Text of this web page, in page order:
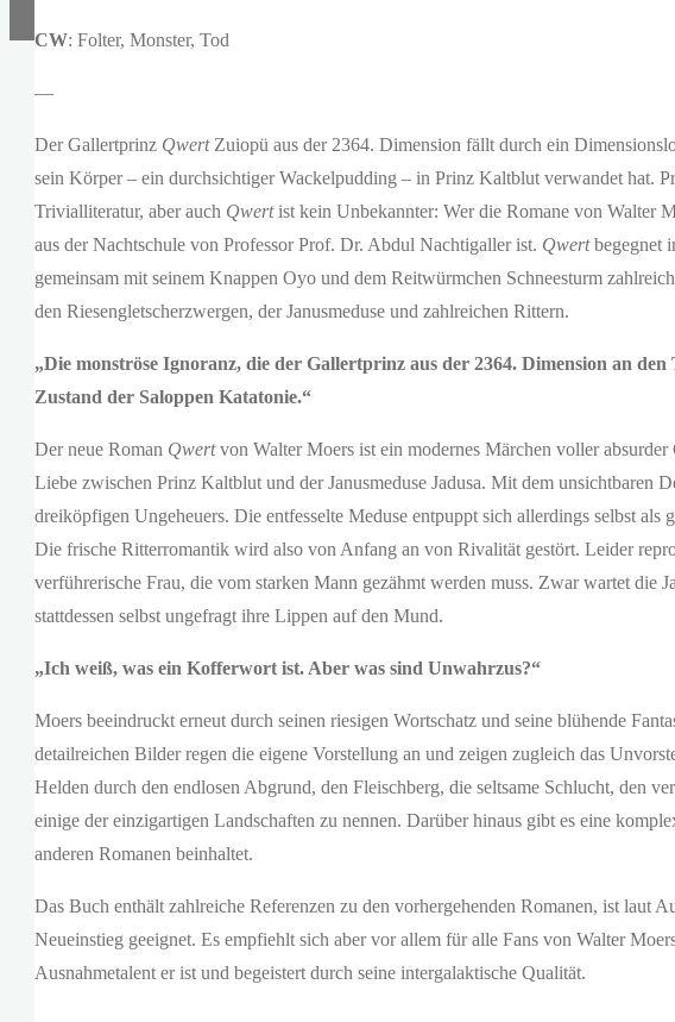
CW: Folter, Monster, Tod
—
Der Gallertprinz QwertZuiopü aus der 2364. Dimension fällt durch ein
sein Körper – ein durchsichtiger Wackelpudding – in Prinz Kaltblut verwandet hat.
Trivialliteratur, aber auch Qwertist kein Unbekannter: Wer die Romane von Walter
aus der Nachtschule von Professor Prof. Dr. Abdul Nachtigaller ist. Qwertbegegnet
gemeinsam mit seinem Knappen Oyo und dem Reitwürmchen Schneesturm
den Riesengletscherzwergen, der Janusmeduse und zahlreichen Rittern.
„Die monströse Ignoranz, die der Gallertprinz aus der 2364. Dimension an
Zustand der Saloppen Katatonie.“
Der neue Roman Qwertvon Walter Moers ist ein modernes Märchen voller
Liebe zwischen Prinz Kaltblut und der Janusmeduse Jadusa. Mit dem unsichtbaren
dreiköpfigen Ungeheuers. Die entfesselte Meduse entpuppt sich allerdings selbst
Die frische Ritterromantik wird also von Anfang an von Rivalität gestört. Leider
verführerische Frau, die vom starken Mann gezähmt werden muss. Zwar wartet die
stattdessen selbst ungefragt ihre Lippen auf den Mund.
„Ich weiß, was ein Kofferwort ist. Aber was sind Unwahrzus?“
Moers beeindruckt erneut durch seinen riesigen Wortschatz und seine blühende
detailreichen Bilder regen die eigene Vorstellung an und zeigen zugleich das
Helden durch den endlosen Abgrund, den Fleischberg, die seltsame Schlucht, den
einige der einzigartigen Landschaften zu nennen. Darüber hinaus gibt es eine
anderen Romanen beinhaltet.
Das Buch enthält zahlreiche Referenzen zu den vorhergehenden Romanen, ist laut
Neueinstieg geeignet. Es empfiehlt sich aber vor allem für alle Fans von Walter
Ausnahmetalent er ist und begeistert durch seine intergalaktische Qualität.